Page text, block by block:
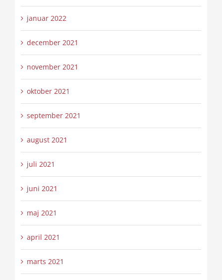
januar 2022
december 2021
november 2021
oktober 2021
september 2021
august 2021
juli 2021
juni 2021
maj 2021
april 2021
marts 2021